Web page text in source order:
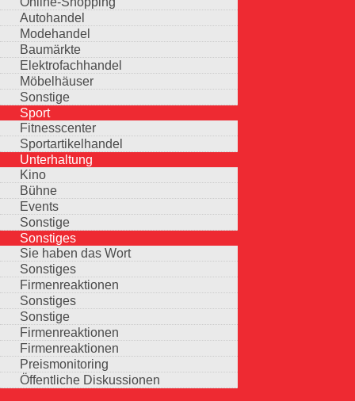
Autohandel
Modehandel
Baumärkte
Elektrofachhandel
Möbelhäuser
Sonstige
Sport
Fitnesscenter
Sportartikelhandel
Unterhaltung
Kino
Bühne
Events
Sonstige
Sonstiges
Sie haben das Wort
Sonstiges
Firmenreaktionen
Sonstiges
Sonstige
Firmenreaktionen
Firmenreaktionen
Preismonitoring
Öffentliche Diskussionen